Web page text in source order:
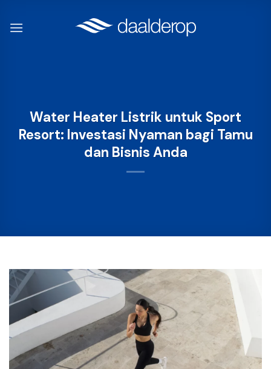
Water Heater Listrik untuk Sport
Resort: Investasi Nyaman bagi Tamu
dan Bisnis Anda